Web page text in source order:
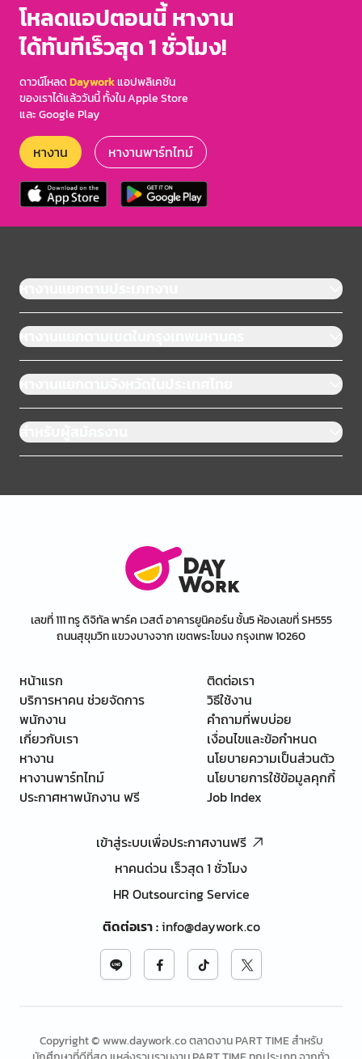
โหลดแอปตอนนี้ หางาน
ได้ทันทีเร็วสุด 1 ชั่วโมง!
ดาวน์โหลดDayworkแอปพลิเคชัน
ของเราได้แล้ววันนี้ ทั้งใน Apple Store
และ Google Play
หางาน หางานพาร์ทไทม์
หางานแยกตามประเภทงาน
หางานแยกตามเขตในกรุงเทพมหานคร
หางานแยกตามจังหวัดในประเทศไทย
สำหรับผู้สมัครงาน
เลขที่ 111 ทรู ดิจิทัล พาร์ค เวสต์ อาคารยูนิคอร์น ชั้น5 ห้องเลขที่ SH555
ถนนสุขุมวิท แขวงบางจาก เขตพระโขนง กรุงเทพ 10260
หน้าแรก
บริการหาคน ช่วยจัดการ
พนักงาน
เกี่ยวกับเรา
หางาน
หางานพาร์ทไทม์
ประกาศหาพนักงาน ฟรี
ติดต่อเรา
วิธีใช้งาน
คำถามที่พบบ่อย
เงื่อนไขและข้อกำหนด
นโยบายความเป็นส่วนตัว
นโยบายการใช้ข้อมูลคุกกี้
Job Index
เข้าสู่ระบบเพื่อประกาศงานฟรี
หาคนด่วน เร็วสุด 1 ชั่วโมง
HR Outsourcing Service
ติดต่อเรา:info@daywork.co
Copyright © www.daywork.co ตลาดงาน PART TIME สำหรับ